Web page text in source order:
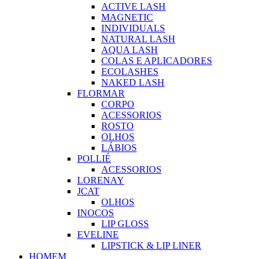
ACTIVE LASH
MAGNETIC
INDIVIDUALS
NATURAL LASH
AQUA LASH
COLAS E APLICADORES
ECOLASHES
NAKED LASH
FLORMAR
CORPO
ACESSORIOS
ROSTO
OLHOS
LÁBIOS
POLLIÉ
ACESSORIOS
LORENAY
JCAT
OLHOS
INOCOS
LIP GLOSS
EVELINE
LIPSTICK & LIP LINER
HOMEM